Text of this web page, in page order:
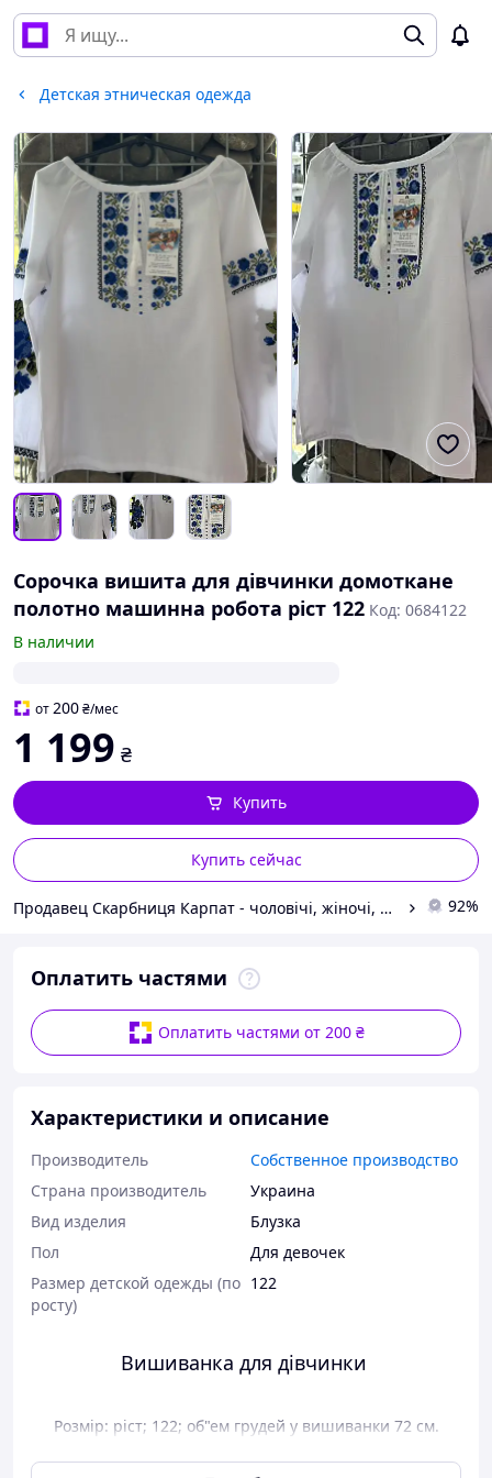
Детская этническая одежда
Сорочка вишита для дівчинки домоткане
полотно машинна робота ріст 122 Код: 0684122
В наличии
от200₴/мес
1 199 ₴
Купить сейчас
Купить
Продавец Скарбниця Карпат - чоловічі, жіночі, дитячі вишиванки, гердани, ручної роботи 92%
Оплатить частями
Оплатить частями от 200 ₴
Характеристики и описание
Производитель
Собственное производство
Страна производитель
Украина
Вид изделия
Блузка
Пол
Для девочек
Размер детской одежды (по
росту)
122
Вишиванка для дівчинки
Розмір: ріст; 122; об"ем грудей у вишиванки 72 см.